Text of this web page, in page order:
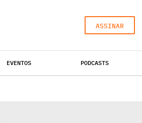
ASSINAR
EVENTOS PODCASTS